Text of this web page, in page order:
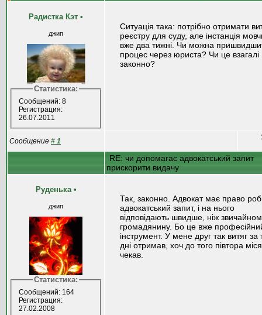
Радистка Кэт •
джип
Статистика:
Сообщений: 8
Регистрация:
26.07.2011
Ситуація така: потрібно отримати
реєстру для суду, але інстанція
вже два тижні. Чи можна
процес через юриста? Чи це взагалі
законно?
Сообщение # 1
RE: чи допомагає адвокатський запит
прискорити видачу
Руденька •
джип
Статистика:
Сообщений: 164
Регистрация:
27.02.2008
Так, законно. Адвокат має право
адвокатський запит, і на нього
відповідають швидше, ніж
громадянину. Бо це вже
інструмент. У мене друг так витяг за
дні отримав, хоч до того півтора
чекав.